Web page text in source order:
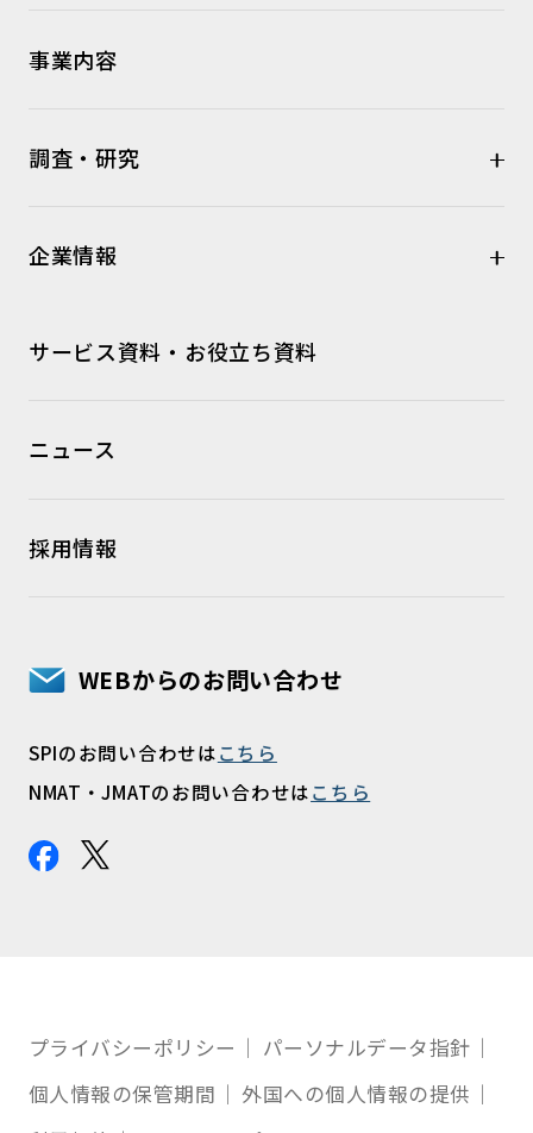
事業内容
調査・研究
企業情報
サービス資料・お役立ち資料
ニュース
採用情報
WEBからのお問い合わせ
SPIのお問い合わせはこちら
NMAT・JMATのお問い合わせはこちら
プライバシーポリシー
パーソナルデータ指針
個人情報の保管期間
外国への個人情報の提供